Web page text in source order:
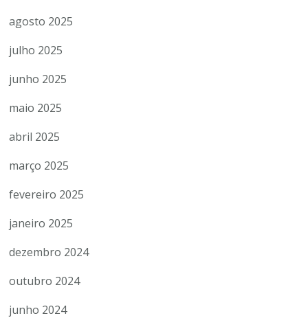
agosto 2025
julho 2025
junho 2025
maio 2025
abril 2025
março 2025
fevereiro 2025
janeiro 2025
dezembro 2024
outubro 2024
junho 2024